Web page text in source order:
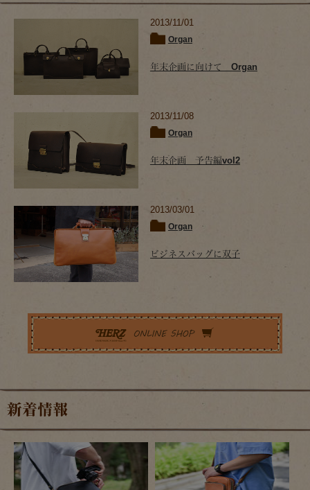
2013/11/01
Organ
年末企画に向けて Organ
2013/11/08
Organ
年末企画 予告編vol2
2013/03/01
Organ
ビジネスバッグに双子
新着情報